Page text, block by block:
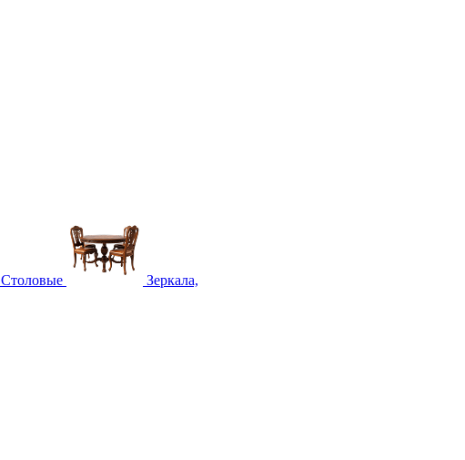
Столовые Зеркала,